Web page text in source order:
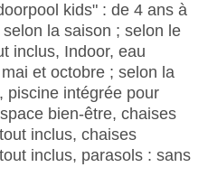
kids" : de 4 ans à
la saison ; selon le
inclus, Indoor, eau
et octobre ; selon la
piscine intégrée pour
bien-être, chaises
inclus, chaises
inclus, parasols : sans